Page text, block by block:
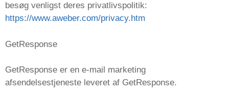
besøg venligst deres privatlivspolitik:
https://www.aweber.com/privacy.htm
GetResponse
GetResponse er en e-mail marketing
afsendelsestjeneste leveret af GetResponse.